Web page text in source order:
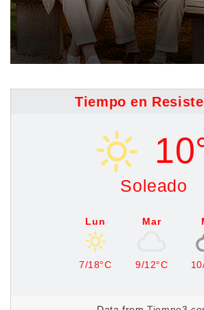
Tiempo en
Soleado
Lun
7/18°C
Mar
9/12°C